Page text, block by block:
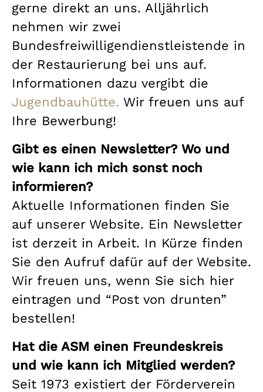
gerne direkt an uns. Alljährlich
nehmen wir zwei
Bundesfreiwilligendienstleistende in
der Restaurierung bei uns auf.
Informationen dazu vergibt die
Jugendbauhütte. Wir freuen uns auf
Ihre Bewerbung!
Gibt es einen Newsletter? Wo und
wie kann ich mich sonst noch
informieren?
Aktuelle Informationen finden Sie
auf unserer Website. Ein Newsletter
ist derzeit in Arbeit. In Kürze finden
Sie den Aufruf dafür auf der Website.
Wir freuen uns, wenn Sie sich hier
eintragen und “Post von drunten”
bestellen!
Hat die ASM einen Freundeskreis
und wie kann ich Mitglied werden?
Seit 1973 existiert der Förderverein